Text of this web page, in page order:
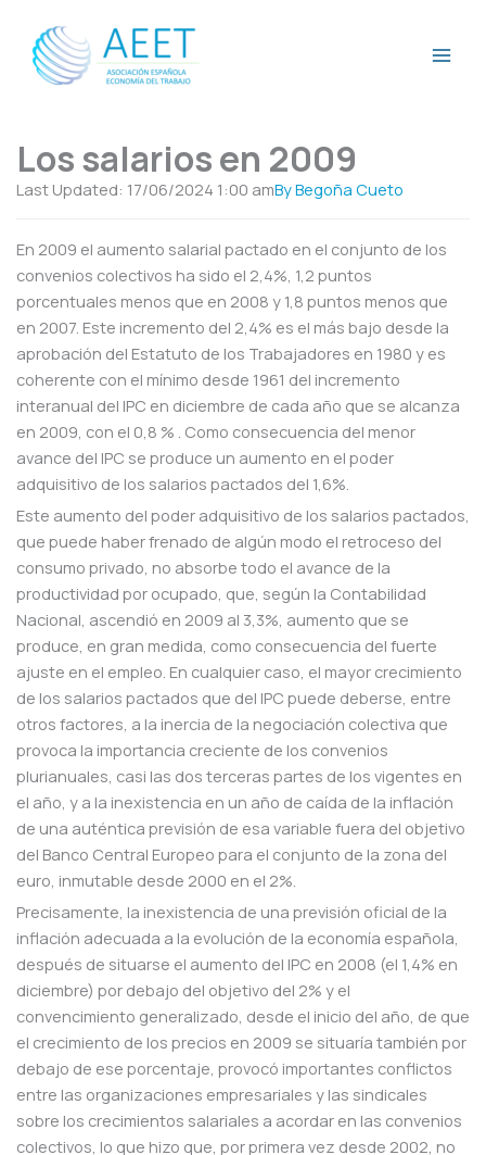
contenido
Los salarios en 2009
Last Updated: 17/06/2024 1:00 amByBegoña Cueto
En 2009 el aumento salarial pactado en el conjunto de los
convenios colectivos ha sido el 2,4%, 1,2 puntos
porcentuales menos que en 2008 y 1,8 puntos menos que
en 2007. Este incremento del 2,4% es el más bajo desde la
aprobación del Estatuto de los Trabajadores en 1980 y es
coherente con el mínimo desde 1961 del incremento
interanual del IPC en diciembre de cada año que se alcanza
en 2009, con el 0,8 % . Como consecuencia del menor
avance del IPC se produce un aumento en el poder
adquisitivo de los salarios pactados del 1,6%.
Este aumento del poder adquisitivo de los salarios pactados,
que puede haber frenado de algún modo el retroceso del
consumo privado, no absorbe todo el avance de la
productividad por ocupado, que, según la Contabilidad
Nacional, ascendió en 2009 al 3,3%, aumento que se
produce, en gran medida, como consecuencia del fuerte
ajuste en el empleo. En cualquier caso, el mayor crecimiento
de los salarios pactados que del IPC puede deberse, entre
otros factores, a la inercia de la negociación colectiva que
provoca la importancia creciente de los convenios
plurianuales, casi las dos terceras partes de los vigentes en
el año, y a la inexistencia en un año de caída de la inflación
de una auténtica previsión de esa variable fuera del objetivo
del Banco Central Europeo para el conjunto de la zona del
euro, inmutable desde 2000 en el 2%.
Precisamente, la inexistencia de una previsión oficial de la
inflación adecuada a la evolución de la economía española,
después de situarse el aumento del IPC en 2008 (el 1,4% en
diciembre) por debajo del objetivo del 2% y el
convencimiento generalizado, desde el inicio del año, de que
el crecimiento de los precios en 2009 se situaría también por
debajo de ese porcentaje, provocó importantes conflictos
entre las organizaciones empresariales y las sindicales
sobre los crecimientos salariales a acordar en las convenios
colectivos, lo que hizo que, por primera vez desde 2002, no